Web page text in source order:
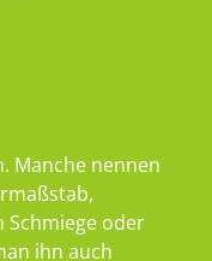
Manche nennen
Schmiege oder
ihn auch